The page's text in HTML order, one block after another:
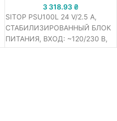
3 318.93 ₴
SITOP PSU100L 24 V/2.5 A,
СТАБИЛИЗИРОВАННЫЙ БЛОК
ПИТАНИЯ, ВХОД: ~120/230 В,
ВЫХОД: =24 В/2,5 A